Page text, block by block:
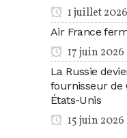
1 juillet
Air France
17 juin 2026
La Russie
fournisseur de
États-Unis
15 juin 2026